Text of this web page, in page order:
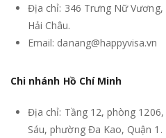
Địa chỉ: 346 Trưng Nữ
Hải Châu.
Email: danang@happyvisa.vn
Chi nhánh Hồ Chí Minh
Địa chỉ: Tầng 12, phòng
Sáu, phường Đa Kao, Quận 1.